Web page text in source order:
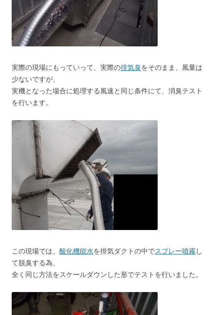
実際の現場にもっていって、実際の排気臭をそのまま、風量は
少ないですが、
実機となった場合に処理する風速と同じ条件にて、消臭テスト
を行います。
この現場では、 酸化機能水を排気ダクトの中でスプレー噴霧し
て脱臭する為、
全く同じ方法をスケールダウンした形でテストを行いました。